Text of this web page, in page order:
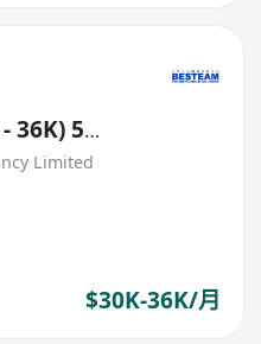
36K) 5
Limited
$30K-36K/月